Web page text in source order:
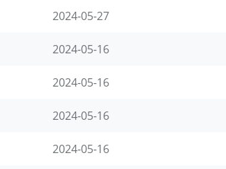
2024-05-27
2024-05-16
2024-05-16
2024-05-16
2024-05-16